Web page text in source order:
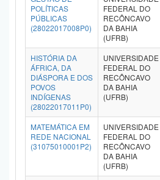
POLÍTICAS
PÚBLICAS
(28022017008P0)
FEDERAL DO
RECÔNCAVO
DA BAHIA
(UFRB)
HISTÓRIA DA
ÁFRICA, DA
DIÁSPORA E DOS
POVOS
INDÍGENAS
(28022017011P0)
UNIVERSIDADE
FEDERAL DO
RECÔNCAVO
DA BAHIA
(UFRB)
MATEMÁTICA EM
REDE NACIONAL
(31075010001P2)
UNIVERSIDADE
FEDERAL DO
RECÔNCAVO
DA BAHIA
(UFRB)